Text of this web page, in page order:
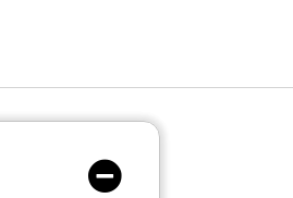
Suna. Dit is
van
ontworpen